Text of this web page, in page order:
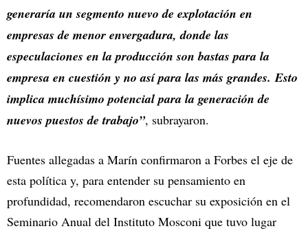
generaría un segmento nuevo de explotación en
empresas de menor envergadura, donde las
especulaciones en la producción son bastas para la
empresa en cuestión y no así para las más grandes. Esto
implica muchísimo potencial para la generación de
nuevos puestos de trabajo”, subrayaron.
Fuentes allegadas a Marín confirmaron a Forbes el eje de
esta política y, para entender su pensamiento en
profundidad, recomendaron escuchar su exposición en el
Seminario Anual del Instituto Mosconi que tuvo lugar